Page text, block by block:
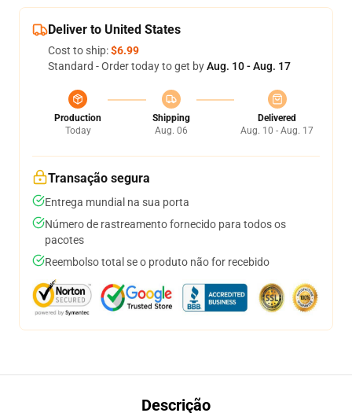
Deliver to United States
Cost to ship:$6.99
Standard - Order today to get byAug. 10 - Aug. 17
Production
Today
Shipping
Aug. 06
Delivered
Aug. 10 - Aug. 17
Transação segura
Entrega mundial na sua porta
Número de rastreamento fornecido para todos os
pacotes
Reembolso total se o produto não for recebido
Descrição